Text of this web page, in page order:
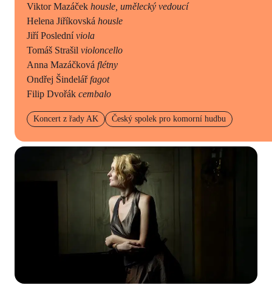
Viktor Mazáček housle, umělecký vedoucí
Helena Jiříkovská housle
Jiří Posledníviola
Tomáš Strašil violoncello
Anna Mazáčková flétny
Ondřej Šindelářfagot
Filip Dvořák cembalo
Koncert z řady AK Český spolek pro komorní hudbu